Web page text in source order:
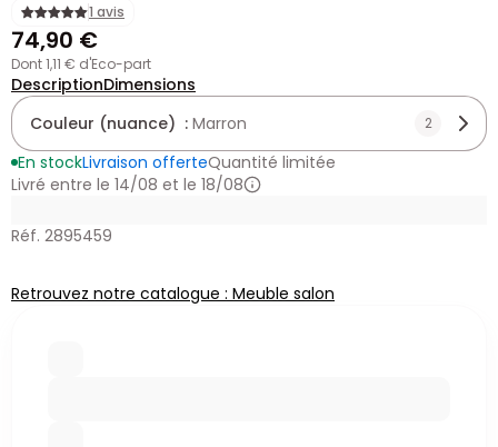
1 avis
74,90 €
dont 1,11 € d'Eco-part
DescriptionDimensions
Couleur (nuance) : Marron 2
En stockLivraison offerteQuantité limitée
Livré entre le 14/08 et le 18/08
Réf. 2895459
Retrouvez notre catalogue : Meuble salon